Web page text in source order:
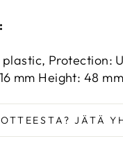
Protection:
mm Height: 48
JÄTÄ